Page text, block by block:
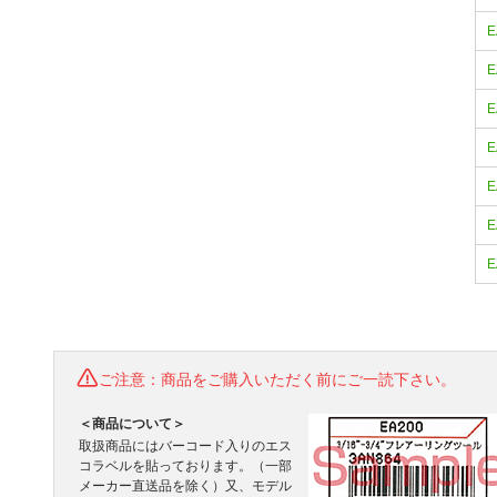
ご注意：商品をご購入いただく前にご一読下さい。
＜商品について＞
取扱商品にはバーコード入りのエス
コラベルを貼っております。（一部
メーカー直送品を除く）又、モデル